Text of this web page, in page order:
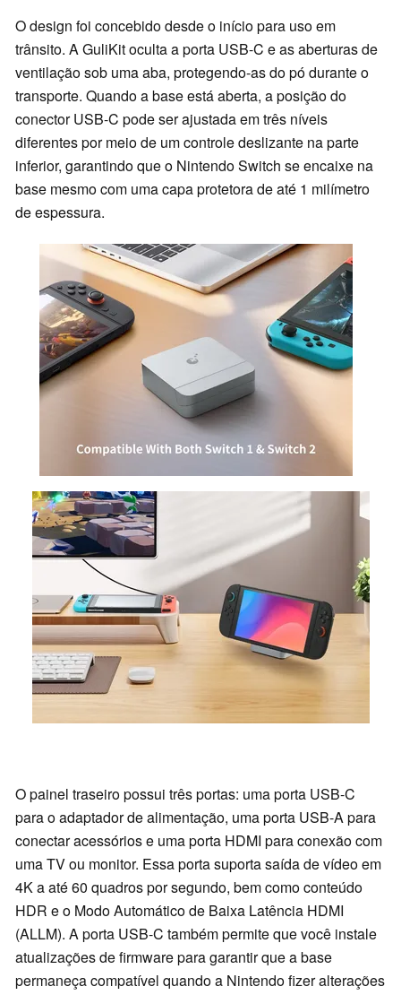
O design foi concebido desde o início para uso em
trânsito. A GuliKit oculta a porta USB-C e as aberturas de
ventilação sob uma aba, protegendo-as do pó durante o
transporte. Quando a base está aberta, a posição do
conector USB-C pode ser ajustada em três níveis
diferentes por meio de um controle deslizante na parte
inferior, garantindo que o Nintendo Switch se encaixe na
base mesmo com uma capa protetora de até 1 milímetro
de espessura.
O painel traseiro possui três portas: uma porta USB-C
para o adaptador de alimentação, uma porta USB-A para
conectar acessórios e uma porta HDMI para conexão com
uma TV ou monitor. Essa porta suporta saída de vídeo em
4K a até 60 quadros por segundo, bem como conteúdo
HDR e o Modo Automático de Baixa Latência HDMI
(ALLM). A porta USB-C também permite que você instale
atualizações de firmware para garantir que a base
permaneça compatível quando a Nintendo fizer alterações